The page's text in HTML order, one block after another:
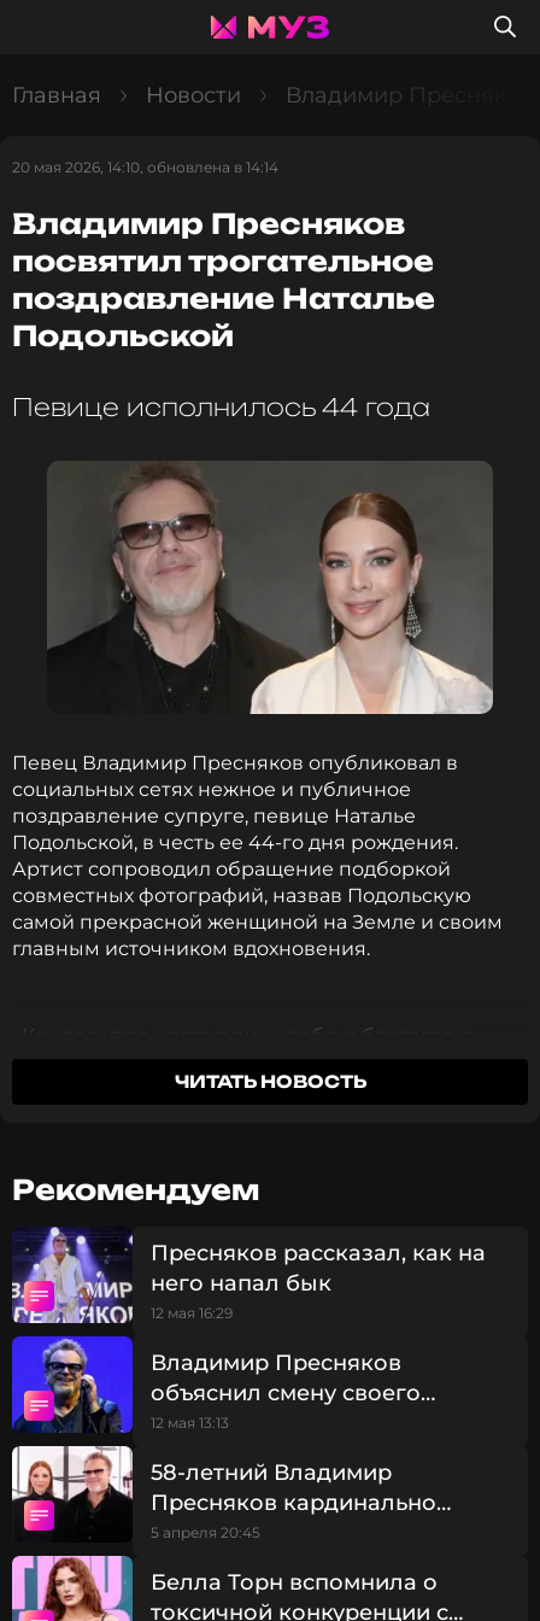
Главная Новости Владимир Пресняков
20 мая 2026, 14:10, обновлена в 14:14
Владимир Пресняков
посвятил трогательное
поздравление Наталье
Подольской
Певице исполнилось 44 года
Певец Владимир Пресняков опубликовал в
социальных сетях нежное и публичное
поздравление супруге, певице Наталье
Подольской, в честь ее 44-го дня рождения.
Артист сопроводил обращение подборкой
совместных фотографий, назвав Подольскую
самой прекрасной женщиной на Земле и своим
главным источником вдохновения.
«Каждое утро, когда я вижу тебя, я благодарю
судьбу за этот подарок. Ты мое самое большое
счастье. Мое вдохновение», — написал Пресняков.
ЧИТАТЬ НОВОСТЬ
Рекомендуем
Пресняков рассказал, как на
него напал бык
12 мая 16:29
Владимир Пресняков
объяснил смену своего
имиджа
12 мая 13:13
58-летний Владимир
Пресняков кардинально
сменил имидж
5 апреля 20:45
Белла Торн вспомнила о
токсичной конкуренции с